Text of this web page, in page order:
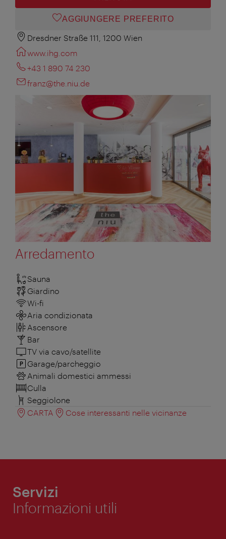
AGGIUNGERE PREFERITO
Dresdner Straße 111, 1200 Wien
www.ihg.com
+43 1 890 74 230
franz@the.niu.de
Arredamento
Sauna
Giardino
Wi-fi
Aria condizionata
Ascensore
Bar
TV via cavo/satellite
Garage/parcheggio
Animali domestici ammessi
Culla
Seggiolone
CARTA
Cose interessanti nelle vicinanze
Servizi
Informazioni utili